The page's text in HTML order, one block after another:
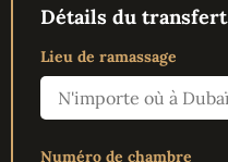
Détails du transfert
Lieu de ramassage
Numéro de chambre